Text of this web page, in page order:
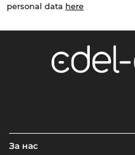
personal data here
За нас